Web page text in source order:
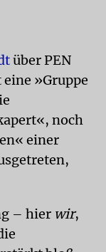
über PEN
»Gruppe
noch
einer
– hier wir,